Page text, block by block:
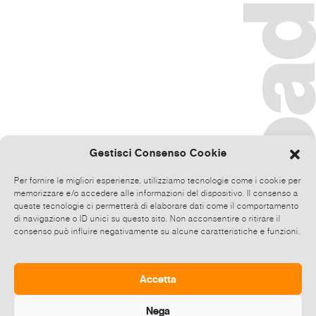
Gestisci Consenso Cookie
Per fornire le migliori esperienze, utilizziamo tecnologie come i cookie per
memorizzare e/o accedere alle informazioni del dispositivo. Il consenso a
queste tecnologie ci permetterà di elaborare dati come il comportamento
di navigazione o ID unici su questo sito. Non acconsentire o ritirare il
consenso può influire negativamente su alcune caratteristiche e funzioni.
Accetta
Nega